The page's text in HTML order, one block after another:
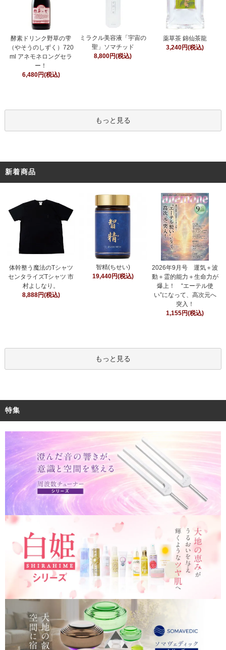
酵素ドリンク野草の雫
（やそうのしずく）720
ml アネモネロングセラ
ー！
6,480円(税込)
ミラクル美容液「宇宙の
聖」ソマチッド
8,800円(税込)
薬草茶 錦仙茶龍
3,240円(税込)
もっと見る
新着商品
体幹整う魔法のTシャツ
センタライズTシャツ 市
村よしなり。
8,888円(税込)
智精(ちせい)
19,440円(税込)
2026年9月号 運気＋波
動＋霊的能力＋生命力が
爆上！ “エーテル使
い”になって、高次元へ
突入！
1,155円(税込)
もっと見る
特集